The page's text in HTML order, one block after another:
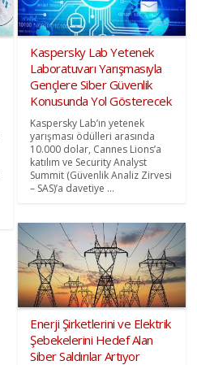
Kaspersky Lab Yetenek
Laboratuvarı Yarışmasıyla
Gençlere Siber Güvenlik
Konusunda Yol Gösterecek
Kaspersky Lab’ın yetenek
yarışması ödülleri arasında
10.000 dolar, Cannes Lions’a
katılım ve Security Analyst
Summit (Güvenlik Analiz Zirvesi
– SAS)’a davetiye ...
Enerji Şirketlerini ve Elektrik
Şebekelerini Hedef Alan
Siber Saldırılar Artıyor